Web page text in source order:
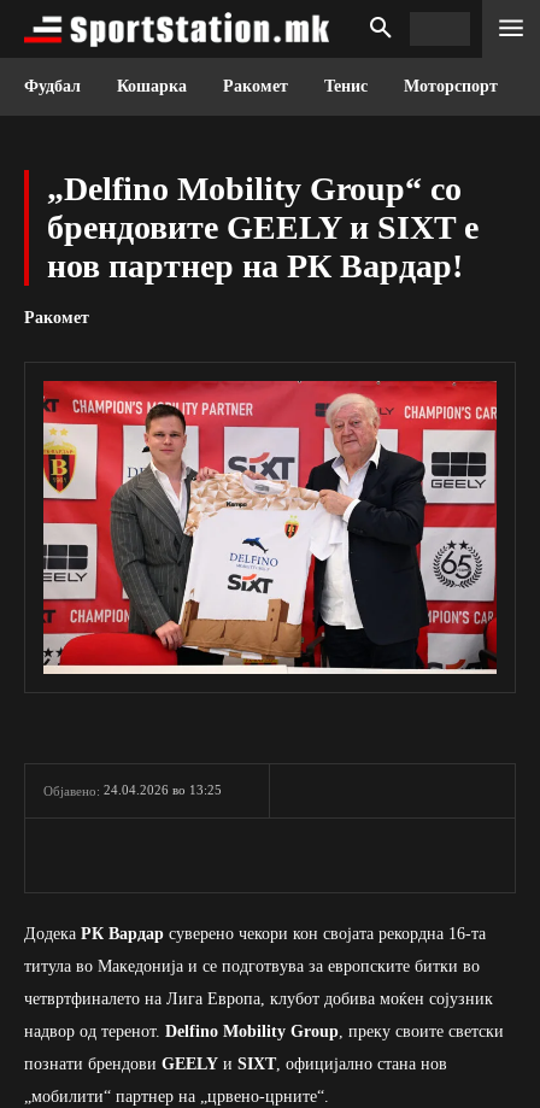
Фудбал Кошарка Ракомет Тенис Моторспорт
„Delfino Mobility Group“ со
брендовите GEELY и SIXT е
нов партнер на РК Вардар!
Ракомет
Објавено: 24.04.2026 во 13:25
Додека РК Вардар суверено чекори кон својата рекордна 16-та
титула во Македонија и се подготвува за европските битки во
четвртфиналето на Лига Европа, клубот добива моќен сојузник
надвор од теренот. Delfino Mobility Group, преку своите светски
познати брендови GEELY и SIXT, официјално стана нов
„мобилити“ партнер на „црвено-црните“.